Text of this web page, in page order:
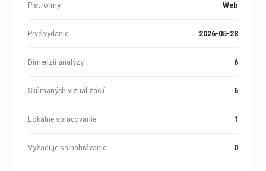
Platformy Web
Prvé vydanie 2026-05-28
Dimenzií analýzy 6
Skúmaných vizualizácií 6
Lokálne spracovanie 1
Vyžaduje sa nahrávanie 0